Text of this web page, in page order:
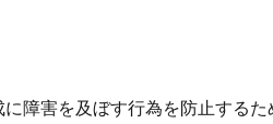
障害を及ぼす行為を防止するた